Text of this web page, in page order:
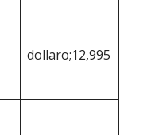
dollaro;12,995